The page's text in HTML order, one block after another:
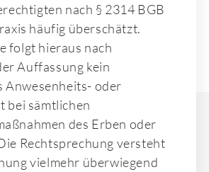
nach § 2314 BGB
häufig überschätzt.
folgt hieraus nach
Auffassung kein
Anwesenheits- oder
bei sämtlichen
des Erben oder
Rechtsprechung versteht
vielmehr überwiegend